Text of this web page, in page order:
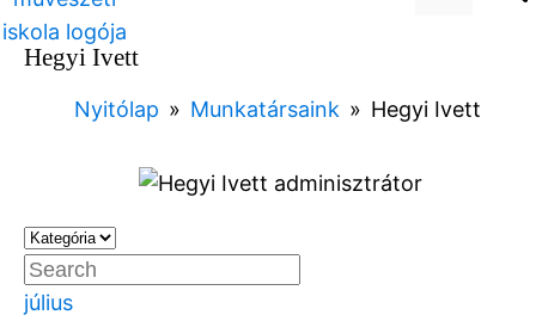
Hegyi Ivett
Nyitólap » Munkatársaink » Hegyi Ivett
július